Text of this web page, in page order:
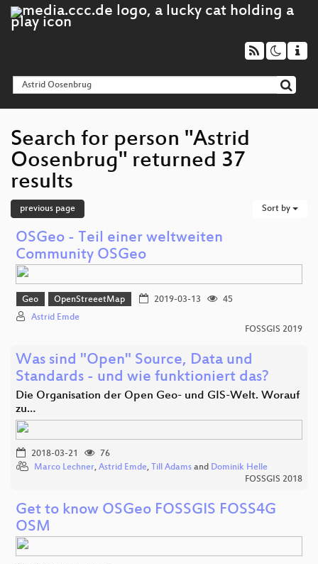
Search for person "Astrid
Oosenbrug" returned 37
results
previous page Sort by
OSGeo - Teil einer weltweiten
Community OSGeo
Geo OpenStreeetMap 2019-03-13
45
Astrid Emde
FOSSGIS 2019
Was sind "Open" Source, Data und
Standards - und wie funktioniert das?
Die Organisation der Open Geo- und GIS-Welt. Worauf
zu…
2018-03-21
76
Marco Lechner, Astrid Emde, Till Adams and Dominik Helle
FOSSGIS 2018
Get to know OSGeo FOSSGIS FOSS4G
OSM